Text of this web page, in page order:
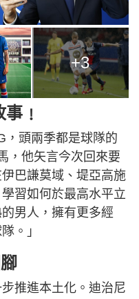
+3
﹗
，頭兩季都是球隊的
，他矢言今次回來要
巴謙莫域、堤亞高施
習如何於最高水平立
男人，擁有更多經
。」
推進本土化。迪治尼